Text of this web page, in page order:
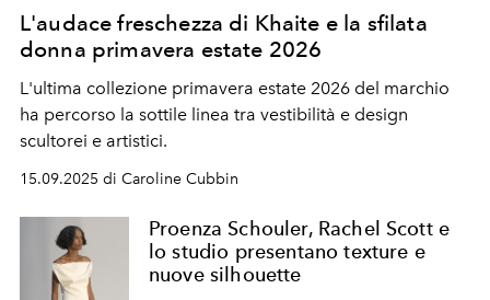
L'audace freschezza di Khaite e la sfilata
donna primavera estate 2026
L'ultima collezione primavera estate 2026 del marchio
ha percorso la sottile linea tra vestibilità e design
scultorei e artistici.
15.09.2025 di Caroline Cubbin
Proenza Schouler, Rachel Scott e
lo studio presentano texture e
nuove silhouette